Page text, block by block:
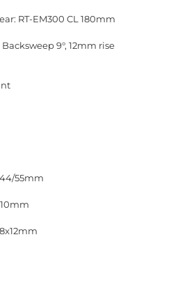
RT-EM300 CL 180mm
9°, 12mm rise
55mm